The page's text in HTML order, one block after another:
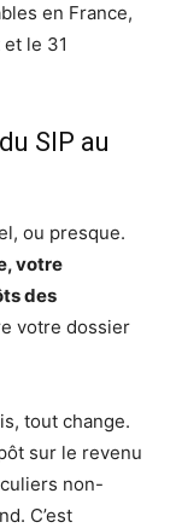
en France,
le 31
SIP au
ou presque.
votre
des
votre dossier
tout change.
sur le revenu
non-
C’est